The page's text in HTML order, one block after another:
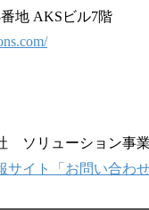
地 AKSビル7階
ソリューション事
サイト「お問い合わ